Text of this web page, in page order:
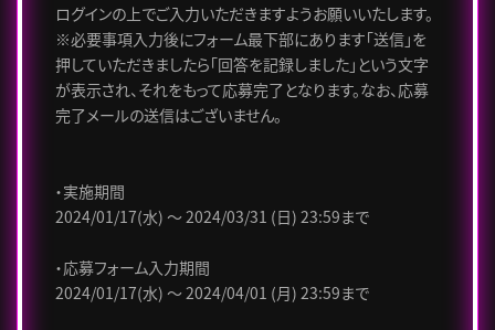
ログインの上でご入力いただきますようお願いいたします。
※必要事項入力後にフォーム最下部にあります「送信」を
押していただきましたら「回答を記録しました」という文字
が表示され、それをもって応募完了となります。なお、応募
完了メールの送信はございません。
・実施期間
2024/01/17(水) ～ 2024/03/31 (日) 23:59まで
・応募フォーム入力期間
2024/01/17(水) ～ 2024/04/01 (月) 23:59まで